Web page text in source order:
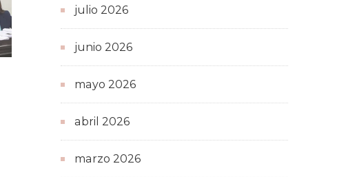
julio 2026
junio 2026
mayo 2026
abril 2026
marzo 2026